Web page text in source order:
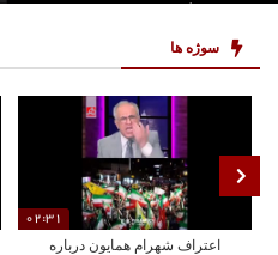
سوژه ها
02:31
اعتراف شهرام همایون درباره